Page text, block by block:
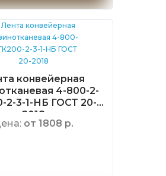
конвейерная
4-800-2-
2-3-1-НБ ГОСТ 20-
2018
от 1808 р.